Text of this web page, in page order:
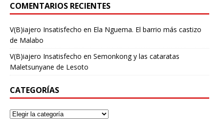
COMENTARIOS RECIENTES
V(B)iajero Insatisfecho en Ela Nguema. El barrio más castizo
de Malabo
V(B)iajero Insatisfecho en Semonkong y las cataratas
Maletsunyane de Lesoto
CATEGORÍAS